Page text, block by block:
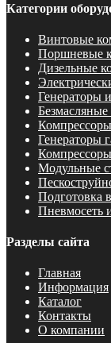
Категории
Винтовые
Поршневые
Дизельные
Генераторы
Генераторы
Модульные
Подготовка
Пневмосеть
Разделы сайта
Главная
Информация
Каталог
Контакты
О компании